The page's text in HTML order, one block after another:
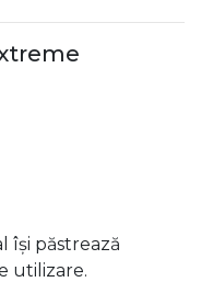
își păstrează
utilizare.